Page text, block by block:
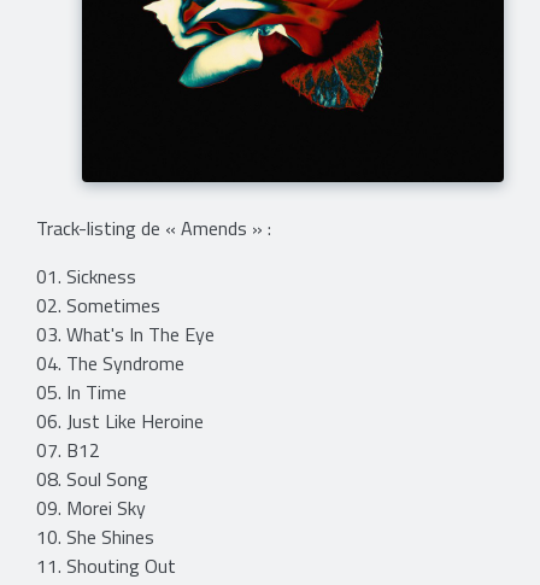
Track-listing de « Amends » :
01. Sickness
02. Sometimes
03. What's In The Eye
04. The Syndrome
05. In Time
06. Just Like Heroine
07. B12
08. Soul Song
09. Morei Sky
10. She Shines
11. Shouting Out